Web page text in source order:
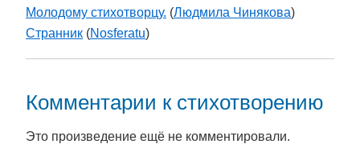
Молодому стихотворцу. (Людмила Чинякова)
Странник (Nosferatu)
Комментарии к стихотворению
Это произведение ещё не комментировали.